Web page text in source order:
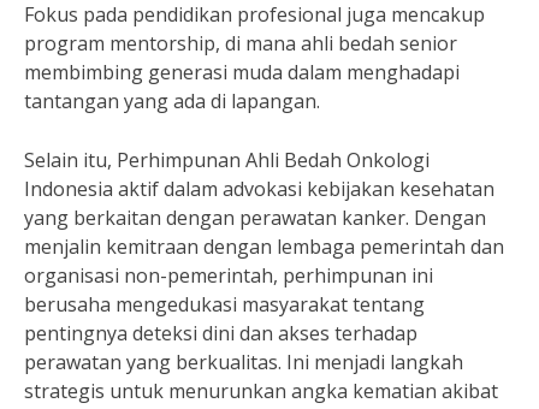
Fokus pada pendidikan profesional juga mencakup
program mentorship, di mana ahli bedah senior
membimbing generasi muda dalam menghadapi
tantangan yang ada di lapangan.
Selain itu, Perhimpunan Ahli Bedah Onkologi
Indonesia aktif dalam advokasi kebijakan kesehatan
yang berkaitan dengan perawatan kanker. Dengan
menjalin kemitraan dengan lembaga pemerintah dan
organisasi non-pemerintah, perhimpunan ini
berusaha mengedukasi masyarakat tentang
pentingnya deteksi dini dan akses terhadap
perawatan yang berkualitas. Ini menjadi langkah
strategis untuk menurunkan angka kematian akibat